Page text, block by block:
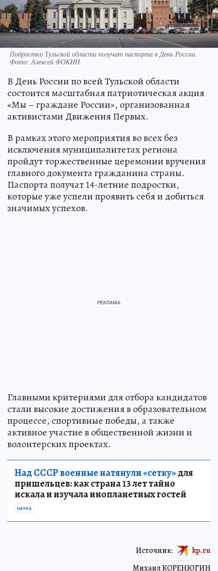
Подростки Тульской области получат паспорта в День России.
Фото:Алексей ФОКИН.
В День России по всей Тульской области
состоится масштабная патриотическая акция
«Мы – граждане России», организованная
активистами Движения Первых.
В рамках этого мероприятия во всех без
исключения муниципалитетах региона
пройдут торжественные церемонии вручения
главного документа гражданина страны.
Паспорта получат 14-летние подростки,
которые уже успели проявить себя и добиться
значимых успехов.
Главными критериями для отбора кандидатов
стали высокие достижения в образовательном
процессе, спортивные победы, а также
активное участие в общественной жизни и
волонтерских проектах.
Над СССР военные натянули «сетку»для
пришельцев: как страна 13 лет тайно
искала и изучала инопланетных гостей
НАУКА
Михаил КОРЕНЮГИН
Источник: kp.ru